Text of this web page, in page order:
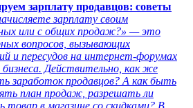
зарплату продавцов: советы
зарплату своим
или с общих продаж?» — это
вопросов, вызывающих
и пересудов на интернет-форумах
бизнеса. Действительно, как же
заработок продавцов? А как быть
план продаж, разрешать ли